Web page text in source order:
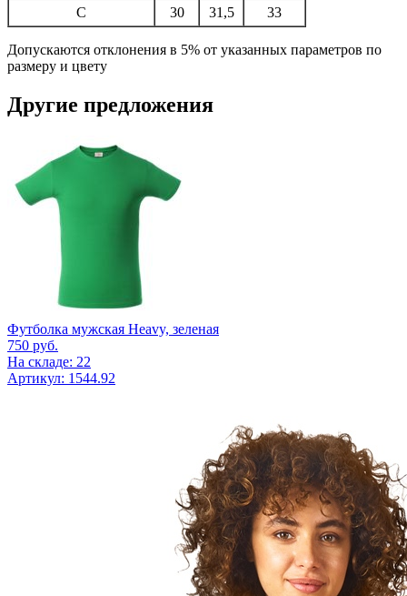
C
30 31,5 33
Допускаются отклонения в 5% от указанных параметров по
размеру и цвету
Другие предложения
Футболка мужская Heavy, зеленая
750 руб.
На складе: 22
Артикул: 1544.92